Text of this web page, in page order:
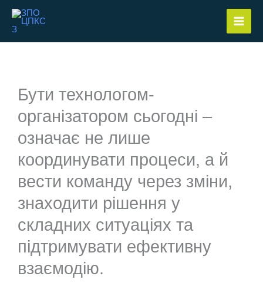
Перейти
Бути технологом-
організатором сьогодні –
означає не лише
координувати процеси, а й
вести команду через зміни,
знаходити рішення у
складних ситуаціях та
підтримувати ефективну
взаємодію.